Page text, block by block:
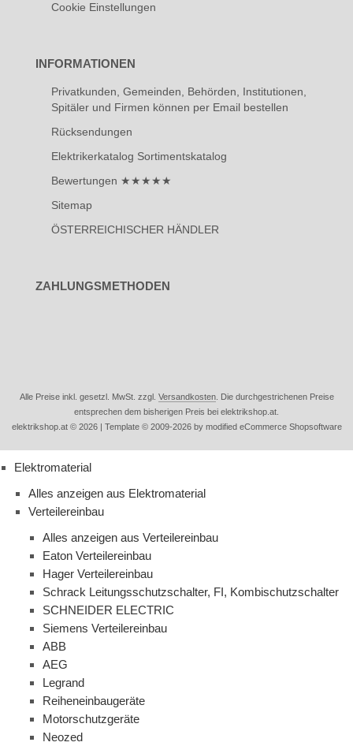
Cookie Einstellungen
INFORMATIONEN
Privatkunden, Gemeinden, Behörden, Institutionen,
Spitäler und Firmen können per Email bestellen
Rücksendungen
Elektrikerkatalog Sortimentskatalog
Bewertungen ★★★★★
Sitemap
ÖSTERREICHISCHER HÄNDLER
ZAHLUNGSMETHODEN
Alle Preise inkl. gesetzl. MwSt. zzgl. Versandkosten. Die durchgestrichenen Preise
entsprechen dem bisherigen Preis bei elektrikshop.at.
elektrikshop.at © 2026 | Template © 2009-2026 by modified eCommerce Shopsoftware
Elektromaterial
Alles anzeigen aus Elektromaterial
Verteilereinbau
Alles anzeigen aus Verteilereinbau
Eaton Verteilereinbau
Hager Verteilereinbau
Schrack Leitungsschutzschalter, FI, Kombischutzschalter
SCHNEIDER ELECTRIC
Siemens Verteilereinbau
ABB
AEG
Legrand
Reiheneinbaugeräte
Motorschutzgeräte
Neozed